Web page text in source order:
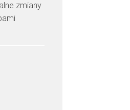
zmiany